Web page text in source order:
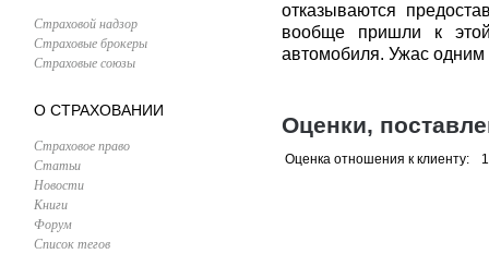
Страховой надзор
Страховые брокеры
Страховые союзы
О СТРАХОВАНИИ
Страховое право
Статьи
Новости
Книги
Форум
Список тегов
отказываются
вообще пришли к
автомобиля. Ужас одним
Оценки,
Оценка отношения к клиенту: 1